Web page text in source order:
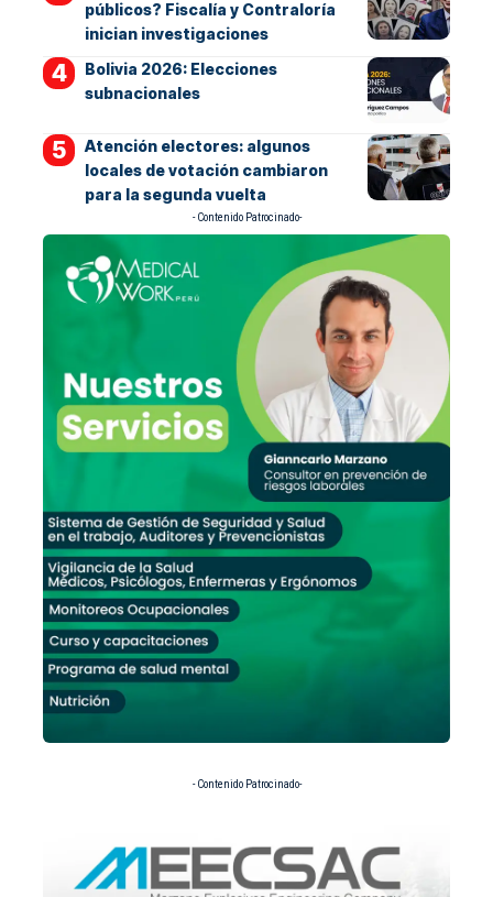
públicos? Fiscalía y Contraloría
inician investigaciones
Bolivia 2026: Elecciones
subnacionales
Atención electores: algunos
locales de votación cambiaron
para la segunda vuelta
- Contenido Patrocinado-
- Contenido Patrocinado-